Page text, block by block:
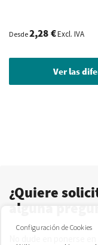
Desde2,28 €Excl. IVA
Ver las
¿Quiere
alguna
Configuración de Cookies